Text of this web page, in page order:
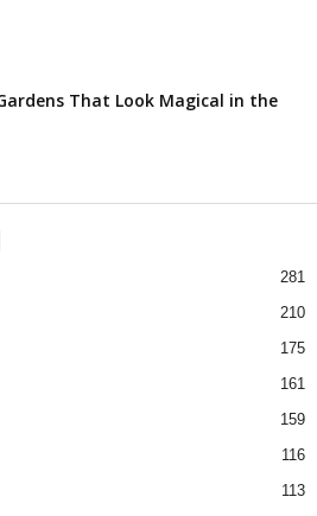
That Look Magical in the
281
210
175
161
159
116
113